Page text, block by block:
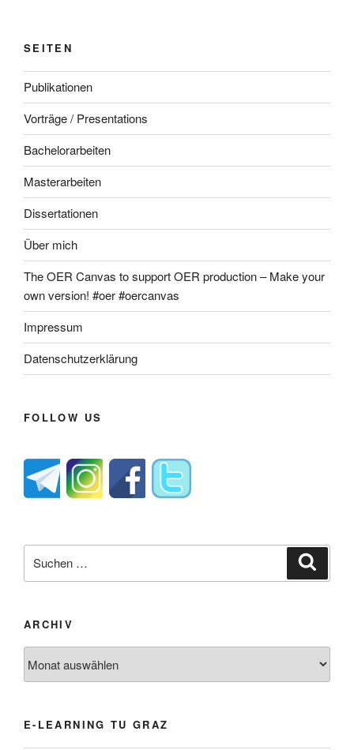
SEITEN
Publikationen
Vorträge / Presentations
Bachelorarbeiten
Masterarbeiten
Dissertationen
Über mich
The OER Canvas to support OER production – Make your
own version! #oer #oercanvas
Impressum
Datenschutzerklärung
FOLLOW US
nach:
ARCHIV
E-LEARNING TU GRAZ